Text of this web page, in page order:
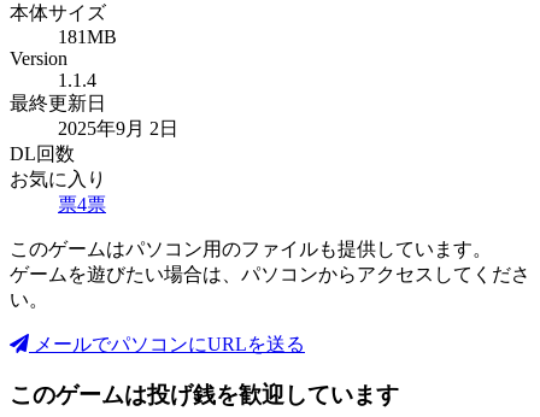
本体サイズ
181MB
Version
1.1.4
最終更新日
2025年9月 2日
DL回数
お気に入り
票4票
このゲームはパソコン用のファイルも提供しています。
ゲームを遊びたい場合は、パソコンからアクセスしてくださ
い。
メールでパソコンにURLを送る
このゲームは投げ銭を歓迎しています